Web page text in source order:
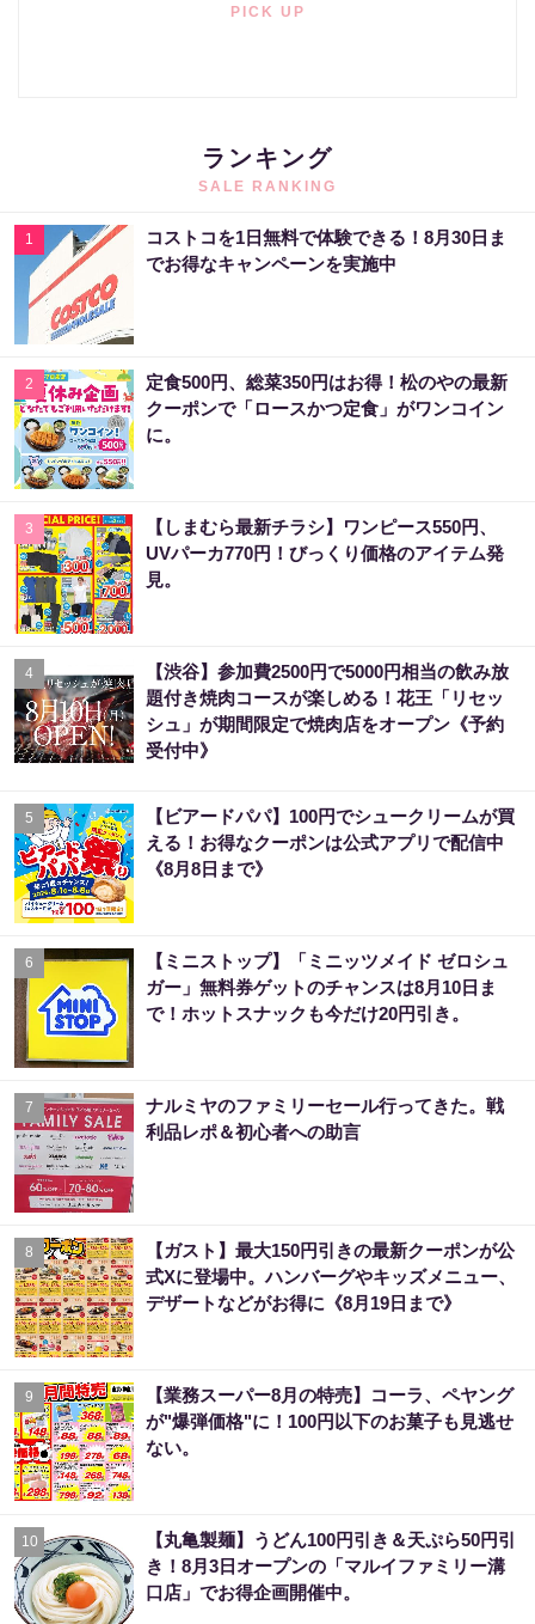
PICK UP
ランキング
SALE RANKING
1
コストコを1日無料で体験できる！8月30日ま
でお得なキャンペーンを実施中
2
定食500円、総菜350円はお得！松のやの最新
クーポンで「ロースかつ定食」がワンコイン
に。
3
【しまむら最新チラシ】ワンピース550円、
UVパーカ770円！びっくり価格のアイテム発
見。
4
【渋谷】参加費2500円で5000円相当の飲み放
題付き焼肉コースが楽しめる！花王「リセッ
シュ」が期間限定で焼肉店をオープン《予約
受付中》
5
【ビアードパパ】100円でシュークリームが買
える！お得なクーポンは公式アプリで配信中
《8月8日まで》
6
【ミニストップ】「ミニッツメイド ゼロシュ
ガー」無料券ゲットのチャンスは8月10日ま
で！ホットスナックも今だけ20円引き。
7
ナルミヤのファミリーセール行ってきた。戦
利品レポ＆初心者への助言
8
【ガスト】最大150円引きの最新クーポンが公
式Xに登場中。ハンバーグやキッズメニュー、
デザートなどがお得に《8月19日まで》
9
【業務スーパー8月の特売】コーラ、ペヤング
が"爆弾価格"に！100円以下のお菓子も見逃せ
ない。
10
【丸亀製麺】うどん100円引き＆天ぷら50円引
き！8月3日オープンの「マルイファミリー溝
口店」でお得企画開催中。